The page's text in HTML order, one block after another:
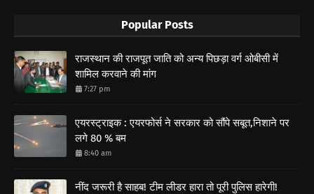
Popular Posts
राजस्थान की राजपूत जाति को अन्य पिछड़ा वर्ग ओबीसी में
शामिल करवाने की मांग
7:27 pm
एयरस्ट्राइक : एयरफोर्स ने सरकार को सौंपे सबूत,निशाने पर
लगे 80 % बम
8:40 am
नींद जरूरी है साहब! टीम लीडर हारा तो पूरी पुलिस हारेगी!